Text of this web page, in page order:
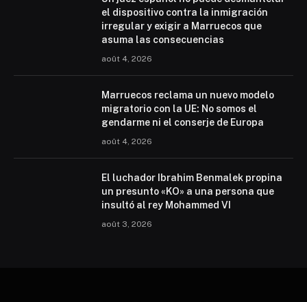
el dispositivo contra la inmigración
irregular y exigir a Marruecos que
asuma las consecuencias
août 4, 2026
Marruecos reclama un nuevo modelo
migratorio con la UE: No somos el
gendarme ni el conserje de Europa
août 4, 2026
El luchador Ibrahim Benmalek propina
un presunto «KO» a una persona que
insultó al rey Mohammed VI
août 3, 2026